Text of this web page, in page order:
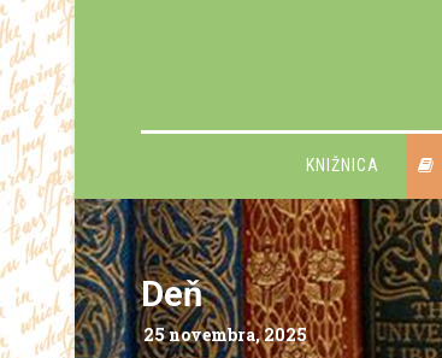
KNIŽNICA
Deň
25 novembra, 2025